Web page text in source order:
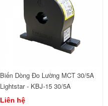
Biến Dòng Đo Lường MCT 30/5A
Lightstar - KBJ-15 30/5A
Liên hệ